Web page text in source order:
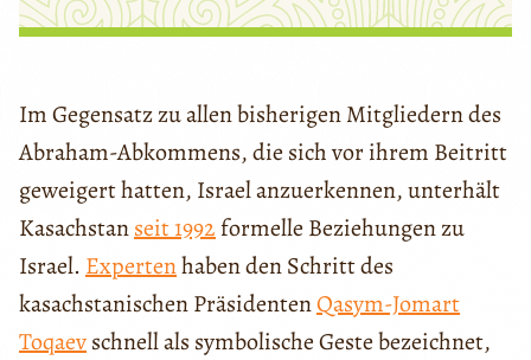
Im Gegensatz zu allen bisherigen Mitgliedern des
Abraham-Abkommens, die sich vor ihrem Beitritt
geweigert hatten, Israel anzuerkennen, unterhält
Kasachstanseit 1992formelle Beziehungen zu
Israel. Expertenhaben den Schritt des
kasachstanischen PräsidentenQasym-Jomart
Toqaevschnell als symbolische Geste bezeichnet,